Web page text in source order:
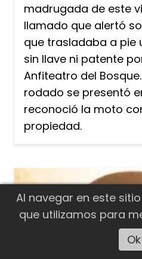
madrugada de este
llamado que alertó
que trasladaba a pie
sin llave ni patente
Anfiteatro del
rodado se presentó
reconoció la moto
propiedad.
Al navegar en este
que utilizamos para
Ok